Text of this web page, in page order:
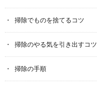
掃除でものを捨てるコツ
掃除のやる気を引き出すコツ
掃除の手順